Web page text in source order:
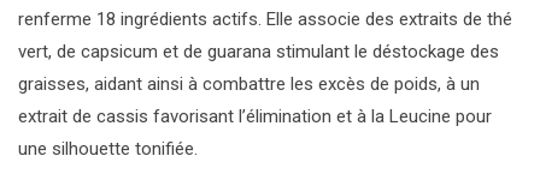
renferme 18 ingrédients actifs. Elle associe des extraits de thé
vert, de capsicum et de guarana stimulant le déstockage des
graisses, aidant ainsi à combattre les excès de poids, à un
extrait de cassis favorisant l’élimination et à la Leucine pour
une silhouette tonifiée.